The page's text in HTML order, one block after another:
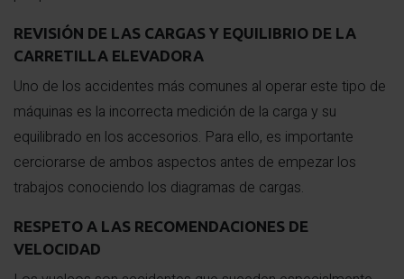
REVISIÓN DE LAS CARGAS Y EQUILIBRIO DE LA
CARRETILLA ELEVADORA
Uno de los accidentes más comunes al operar este tipo de
máquinas es la incorrecta medición de la carga y su
equilibrado en los accesorios. Para ello, es importante
cerciorarse de ambos aspectos antes de empezar los
trabajos conociendo los diagramas de cargas.
RESPETO A LAS RECOMENDACIONES DE
VELOCIDAD